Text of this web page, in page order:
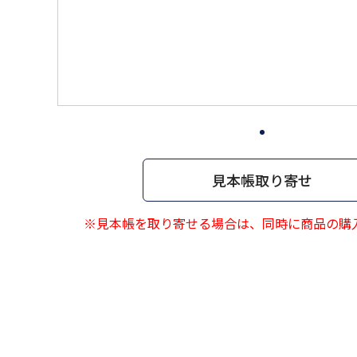
見本帳取り寄せ
※見本帳を取り寄せる場合は、同時に商品の購